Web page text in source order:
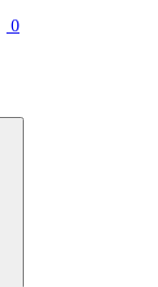
0